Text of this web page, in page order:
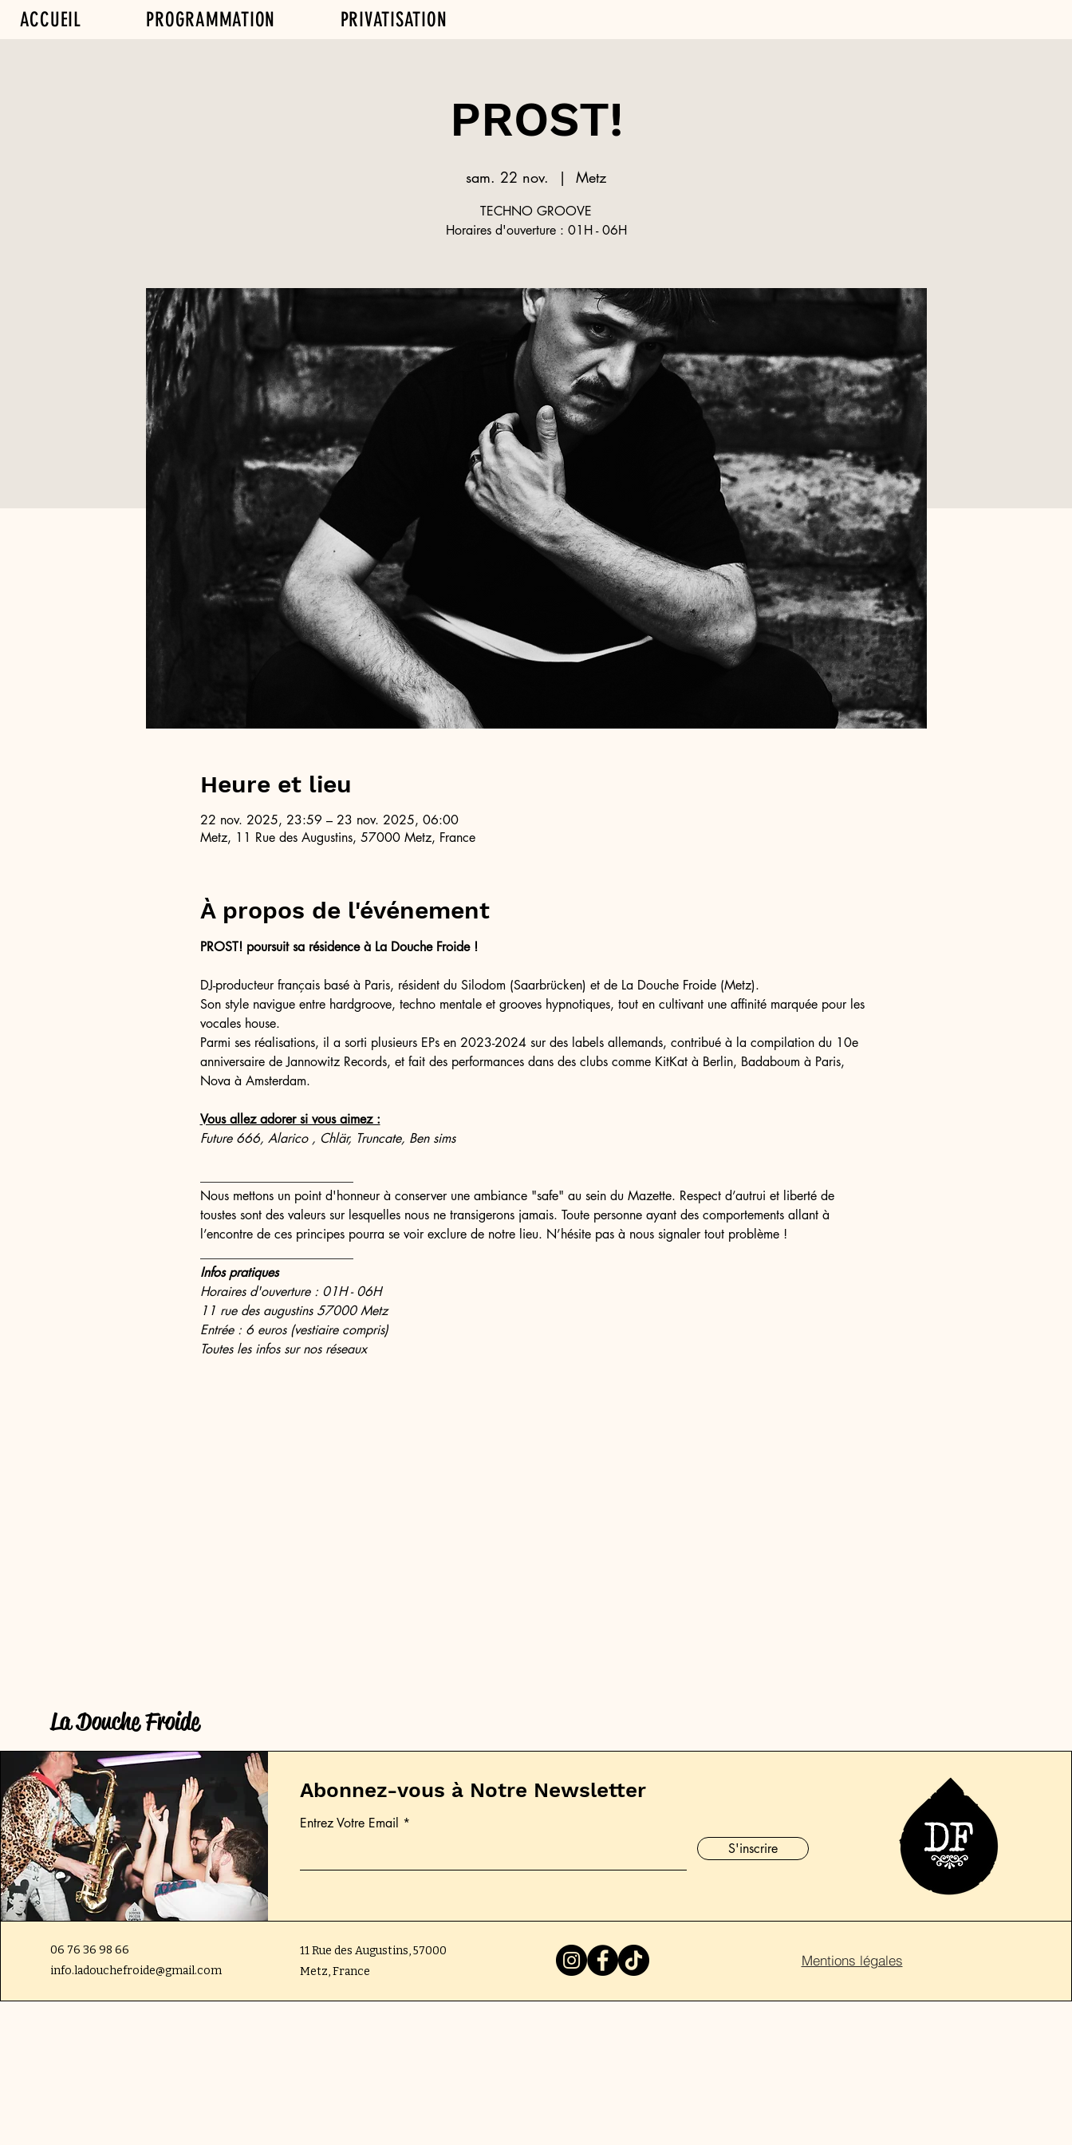
ACCUEIL PROGRAMMATION PRIVATISATION
PROST!
sam. 22 nov.
  |
Metz
TECHNO GROOVE
Horaires d'ouverture : 01H - 06H
Heure et lieu
22 nov. 2025, 23:59 – 23 nov. 2025, 06:00
Metz, 11 Rue des Augustins, 57000 Metz, France
À propos de l'événement
PROST! poursuit sa résidence à La Douche Froide !
DJ-producteur français basé à Paris, résident du Silodom (Saarbrücken) et de La Douche Froide (Metz).
Son style navigue entre hardgroove, techno mentale et grooves hypnotiques, tout en cultivant une affinité marquée pour les
vocales house.
Parmi ses réalisations, il a sorti plusieurs EPs en 2023-2024 sur des labels allemands, contribué à la compilation du 10e
anniversaire de Jannowitz Records, et fait des performances dans des clubs comme KitKat à Berlin, Badaboum à Paris,
Nova à Amsterdam.
Vous allez adorer si vous aimez :
Future 666, Alarico , Chlär, Truncate, Ben sims
Nous mettons un point d'honneur à conserver une ambiance "safe" au sein du Mazette. Respect d’autrui et liberté de
toustes sont des valeurs sur lesquelles nous ne transigerons jamais. Toute personne ayant des comportements allant à
l’encontre de ces principes pourra se voir exclure de notre lieu. N’hésite pas à nous signaler tout problème !
Infos pratiques
Horaires d'ouverture : 01H - 06H
11 rue des augustins 57000 Metz
Entrée : 6 euros (vestiaire compris)
Toutes les infos sur nos réseaux
La Douche Froide
06 76 36 98 66
info.ladouchefroide@gmail.com
11 Rue des Augustins, 57000
Metz, France
Mentions légales
Abonnez-vous à Notre Newsletter
Entrez Votre Email
S'inscrire